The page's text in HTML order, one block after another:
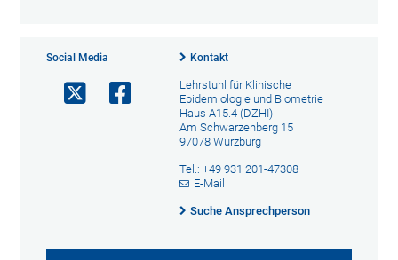
Social Media Kontakt
Lehrstuhl für Klinische
Epidemiologie und Biometrie
Haus A15.4 (DZHI)
Am Schwarzenberg 15
97078 Würzburg
Tel.: +49 931 201-47308
E-Mail
Suche Ansprechperson